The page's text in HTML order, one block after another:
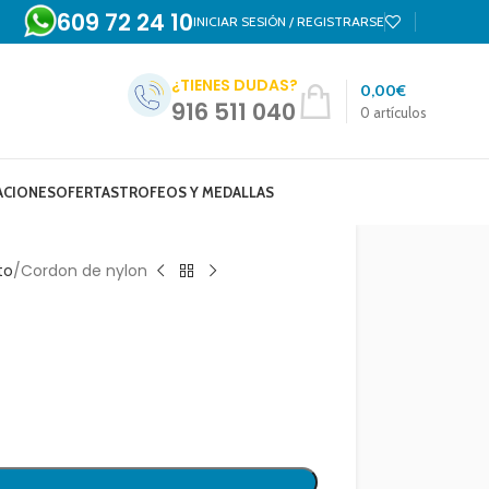
609 72 24 10INICIAR SESIÓN / REGISTRARSE
¿TIENES DUDAS?
916 511 040 0 artículos
0,00€
OFERTASTROFEOS Y MEDALLAS
Cordon de nylon